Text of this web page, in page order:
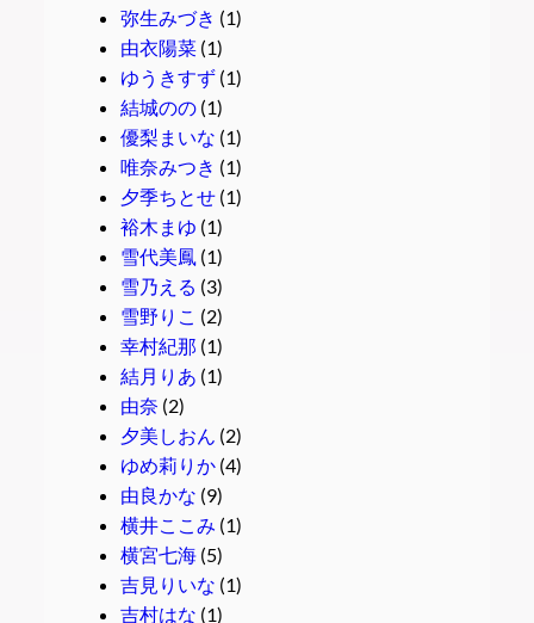
弥生みづき (1)
由衣陽菜(1)
ゆうきすず(1)
結城のの(1)
優梨まいな (1)
唯奈みつき (1)
夕季ちとせ(1)
裕木まゆ (1)
雪代美鳳 (1)
雪乃える (3)
雪野りこ (2)
幸村紀那 (1)
結月りあ (1)
由奈 (2)
夕美しおん (2)
ゆめ莉りか(4)
由良かな (9)
横井ここみ (1)
横宮七海(5)
吉見りいな (1)
吉村はな (1)